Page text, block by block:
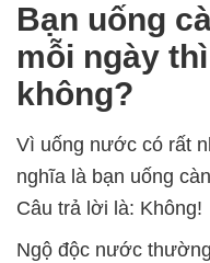
Bạn uống
mỗi ngày
không?
Vì uống nước có rất
nghĩa là bạn uống
Câu trả lời là: Không!
Ngộ độc nước